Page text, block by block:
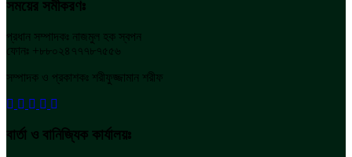
সময়ের সমীকরণঃ
প্রধান সম্পাদকঃ নাজমুল হক স্বপন
ফোনঃ +৮৮০২৪৭৭৭৮৭৫৫৬
সম্পাদক ও প্রকাশকঃ শরীফুজ্জামান শরীফ
বার্তা ও বানিজ্যিক কার্যালয়ঃ